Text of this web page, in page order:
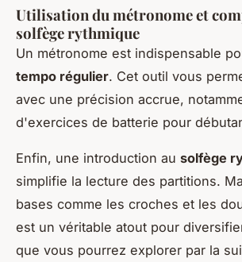
Utilisation du métronome et
solfège rythmique
Un métronome est indispensable
tempo régulier. Cet outil vous
avec une précision accrue,
d'exercices de batterie pour
Enfin, une introduction au solfège
simplifie la lecture des partitions.
bases comme les croches et les
est un véritable atout pour
que vous pourrez explorer par la